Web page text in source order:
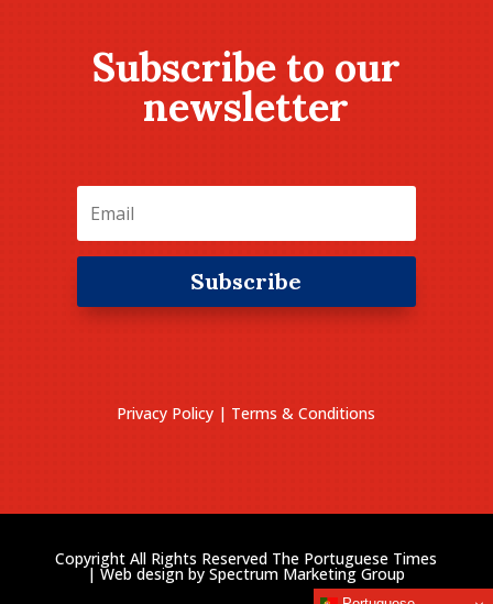
Subscribe to our
newsletter
Subscribe
Privacy Policy | Terms & Conditions
Copyright All Rights Reserved The Portuguese Times
| Web design bySpectrum Marketing Group